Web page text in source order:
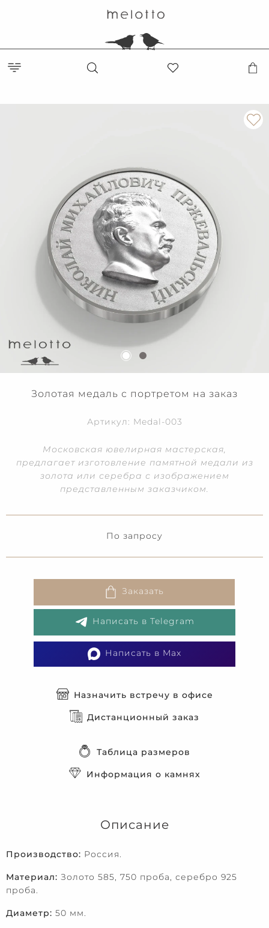
Золотая медаль с портретом на заказ
Артикул: Medal-003
Московская ювелирная мастерская,
предлагает изготовление памятной медали из
золота или серебра с изображением
представленным заказчиком.
По запросу
Заказать
Написать в Telegram
Написать в Max
Назначить встречу в офисе
Дистанционный заказ
Таблица размеров
Информация о камнях
Описание
Производство: Россия.
Материал: Золото 585, 750 проба, серебро 925
проба.
Диаметр: 50 мм.